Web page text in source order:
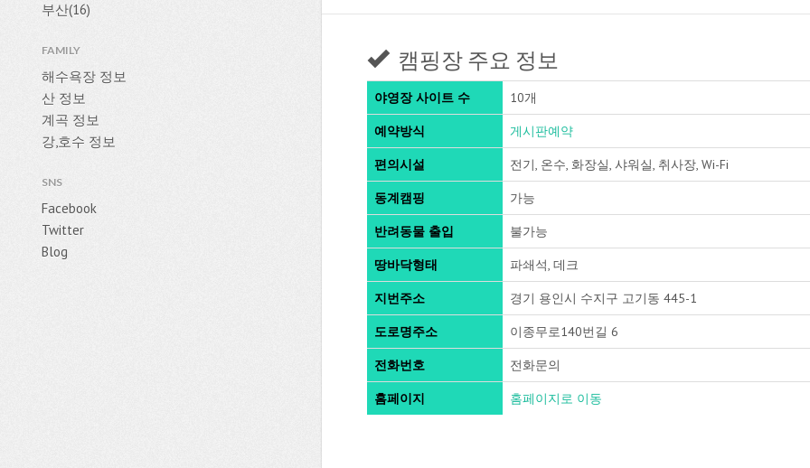
부산(16)
FAMILY
해수욕장 정보
산 정보
계곡 정보
강,호수 정보
SNS
Facebook
Twitter
Blog
캠핑장 주요 정보
야영장 사이트 수 10개
예약방식 게시판예약
편의시설 전기, 온수, 화장실, 샤워실, 취사장, Wi-Fi
동계캠핑 가능
반려동물 출입 불가능
땅바닥형태 파쇄석, 데크
지번주소 경기 용인시 수지구 고기동 445-1
도로명주소 이종무로140번길 6
전화번호 전화문의
홈페이지 홈페이지로 이동